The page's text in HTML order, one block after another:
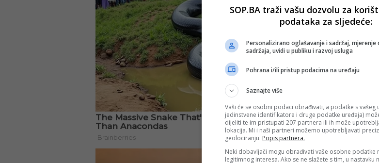
SOP.BA traži vašu dozvolu za
podataka za sljedeće:
Personalizirano oglašavanje i sadržaj, mjerenje
sadržaja, uvidi u publiku i razvoj usluga
Pohrana i/ili pristup podacima na uređaju
Saznajte više
Vaši će se osobni podaci obrađivati, a podatke s vašeg
jedinstvene identifikatore i druge podatke uređaja)
dijeliti te im pristupati 207 partnera ili ih može
lokacija. Mi i naši partneri možemo upotrebljavati
geolociranju. Popis partnera.
Neki dobavljači mogu obrađivati vaše osobne podatke
legitimnog interesa. Ako se ne slažete s tim, u nastavku